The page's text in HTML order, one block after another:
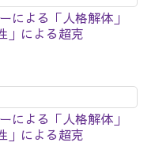
による「人格解体」
」による超克
による「人格解体」
」による超克